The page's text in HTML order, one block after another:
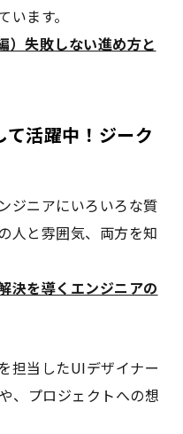
ます。
）失敗しない進め方と
活躍中！ジーク
ジニアにいろいろな質
人と雰囲気、両方を知
決を導くエンジニアの
担当したUIデザイナー
、プロジェクトへの想